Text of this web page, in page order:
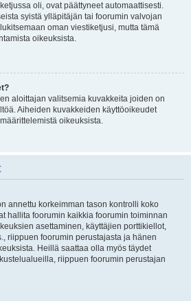
oli, ovat päättyneet automaattisesti.
syistä ylläpitäjän tai foorumin valvojan
oman viestiketjusi, mutta tämä
oikeuksista.
aloittajan valitsemia kuvakkeita joiden on
Aiheiden kuvakkeiden käyttöoikeudet
oikeuksista.
annettu korkeimman tason kontrolli koko
hallita foorumin kaikkia foorumin toiminnan
asettaminen, käyttäjien porttikiellot,
riippuen foorumin perustajasta ja hänen
Heillä saattaa olla myös täydet
riippuen foorumin perustajan